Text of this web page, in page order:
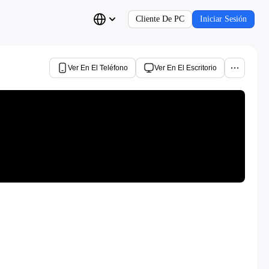
Cliente De PC Iniciar Sesión
Ver En El Teléfono Ver En El Escritorio